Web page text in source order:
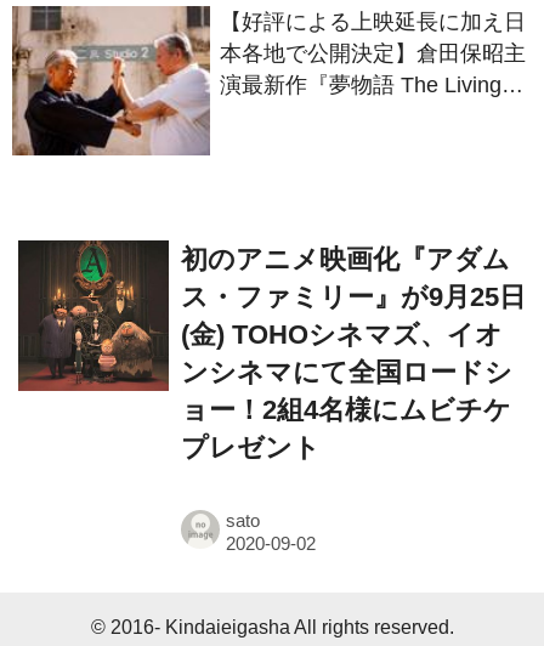
【好評による上映延長に加え日
本各地で公開決定】倉田保昭主
演最新作『夢物語 The Living
初のアニメ映画化『アダム
ス・ファミリー』が9月25日
(金) TOHOシネマズ、イオ
ンシネマにて全国ロードシ
ョー！2組4名様にムビチケ
プレゼント
sato
© 2016- Kindaieigasha All rights reserved.